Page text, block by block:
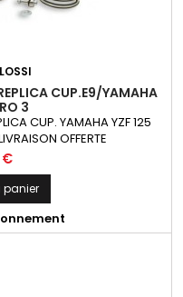
CUP.E9/YAMAHA
3
CUP. YAMAHA YZF 125
OFFERTE
€
panier